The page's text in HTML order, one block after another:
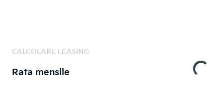
CALCOLARE LEASING
Rata mensile